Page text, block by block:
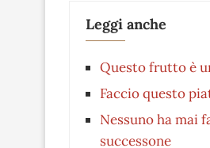
Leggi anche
Questo frutto è
Faccio questo
Nessuno ha mai
successone